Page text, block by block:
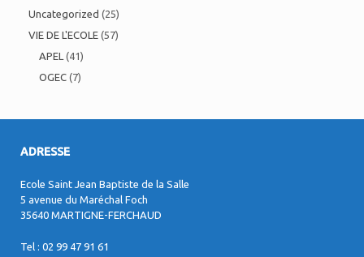
Uncategorized (25)
VIE DE L'ECOLE (57)
APEL (41)
OGEC (7)
ADRESSE
Ecole Saint Jean Baptiste de la Salle
5 avenue du Maréchal Foch
35640 MARTIGNE-FERCHAUD
Tel : 02 99 47 91 61